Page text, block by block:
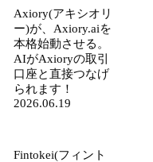
Axiory(アキシオリ
ー)が、Axiory.aiを
本格始動させる。
AIがAxioryの取引
口座と直接つなげ
られます！
2026.06.19
Fintokei(フィント